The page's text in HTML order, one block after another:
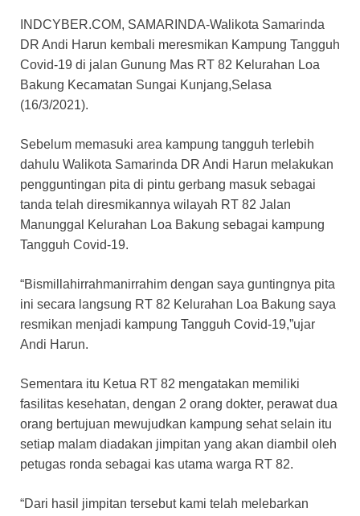
INDCYBER.COM, SAMARINDA-Walikota Samarinda
DR Andi Harun kembali meresmikan Kampung Tangguh
Covid-19 di jalan Gunung Mas RT 82 Kelurahan Loa
Bakung Kecamatan Sungai Kunjang,Selasa
(16/3/2021).
Sebelum memasuki area kampung tangguh terlebih
dahulu Walikota Samarinda DR Andi Harun melakukan
pengguntingan pita di pintu gerbang masuk sebagai
tanda telah diresmikannya wilayah RT 82 Jalan
Manunggal Kelurahan Loa Bakung sebagai kampung
Tangguh Covid-19.
“Bismillahirrahmanirrahim dengan saya guntingnya pita
ini secara langsung RT 82 Kelurahan Loa Bakung saya
resmikan menjadi kampung Tangguh Covid-19,”ujar
Andi Harun.
Sementara itu Ketua RT 82 mengatakan memiliki
fasilitas kesehatan, dengan 2 orang dokter, perawat dua
orang bertujuan mewujudkan kampung sehat selain itu
setiap malam diadakan jimpitan yang akan diambil oleh
petugas ronda sebagai kas utama warga RT 82.
“Dari hasil jimpitan tersebut kami telah melebarkan